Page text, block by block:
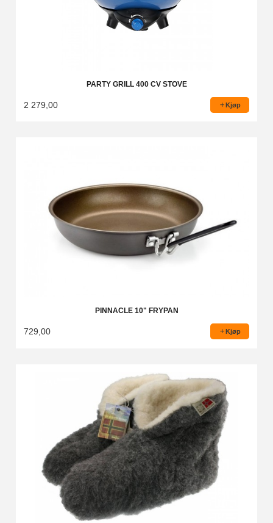
PARTY GRILL 400 CV STOVE
2 279,00 Kjøp
PINNACLE 10" FRYPAN
729,00 Kjøp